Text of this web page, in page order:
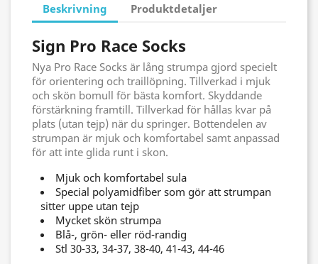
Beskrivning Produktdetaljer
Sign Pro Race Socks
Nya Pro Race Socks är lång strumpa gjord specielt
för orientering och traillöpning. Tillverkad i mjuk
och skön bomull för bästa komfort. Skyddande
förstärkning framtill. Tillverkad för hållas kvar på
plats (utan tejp) när du springer. Bottendelen av
strumpan är mjuk och komfortabel samt anpassad
för att inte glida runt i skon.
Mjuk och komfortabel sula
Special polyamidfiber som gör att strumpan
sitter uppe utan tejp
Mycket skön strumpa
Blå-, grön- eller röd-randig
Stl 30-33, 34-37, 38-40, 41-43, 44-46